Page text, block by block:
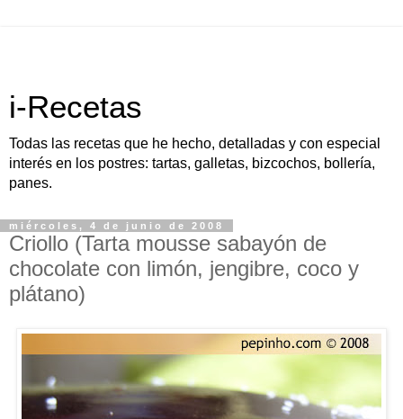
i-Recetas
Todas las recetas que he hecho, detalladas y con especial
interés en los postres: tartas, galletas, bizcochos, bollería,
panes.
miércoles, 4 de junio de 2008
Criollo (Tarta mousse sabayón de
chocolate con limón, jengibre, coco y
plátano)